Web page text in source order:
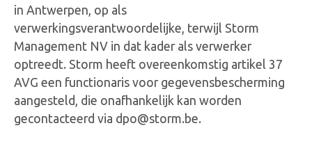
in Antwerpen, op als
verwerkingsverantwoordelijke, terwijl Storm
Management NV in dat kader als verwerker
optreedt. Storm heeft overeenkomstig artikel 37
AVG een functionaris voor gegevensbescherming
aangesteld, die onafhankelijk kan worden
gecontacteerd via dpo@storm.be.